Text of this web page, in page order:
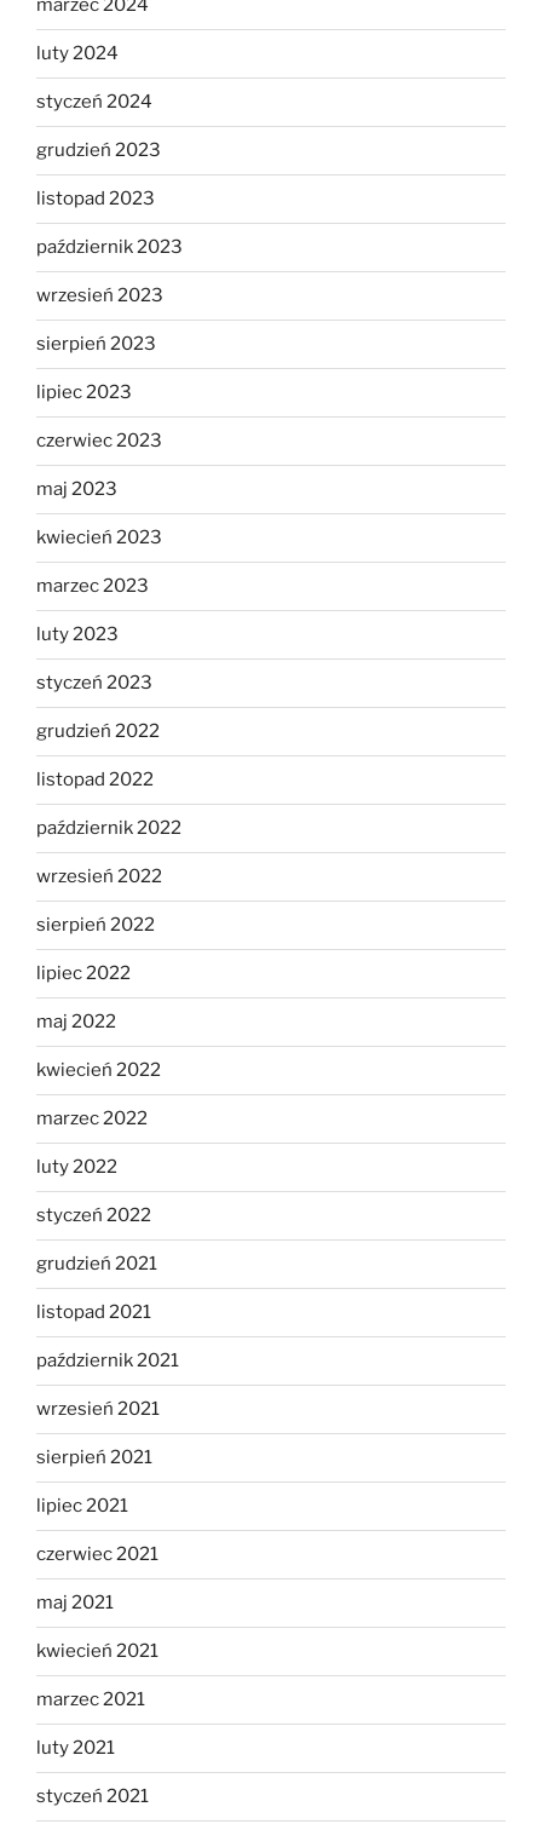
marzec 2024
luty 2024
styczeń 2024
grudzień 2023
listopad 2023
październik 2023
wrzesień 2023
sierpień 2023
lipiec 2023
czerwiec 2023
maj 2023
kwiecień 2023
marzec 2023
luty 2023
styczeń 2023
grudzień 2022
listopad 2022
październik 2022
wrzesień 2022
sierpień 2022
lipiec 2022
maj 2022
kwiecień 2022
marzec 2022
luty 2022
styczeń 2022
grudzień 2021
listopad 2021
październik 2021
wrzesień 2021
sierpień 2021
lipiec 2021
czerwiec 2021
maj 2021
kwiecień 2021
marzec 2021
luty 2021
styczeń 2021